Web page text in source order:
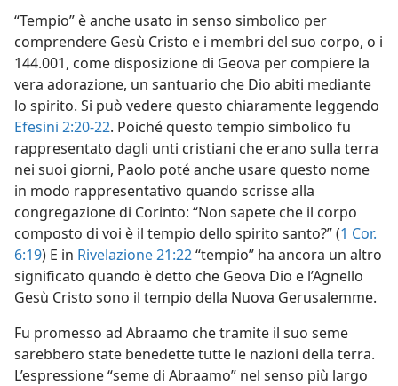
“Tempio” è anche usato in senso simbolico per
comprendere Gesù Cristo e i membri del suo corpo, o i
144.001, come disposizione di Geova per compiere la
vera adorazione, un santuario che Dio abiti mediante
lo spirito. Si può vedere questo chiaramente leggendo
Efesini 2:20-22. Poiché questo tempio simbolico fu
rappresentato dagli unti cristiani che erano sulla terra
nei suoi giorni, Paolo poté anche usare questo nome
in modo rappresentativo quando scrisse alla
congregazione di Corinto: “Non sapete che il corpo
composto di voi è il tempio dello spirito santo?” (1 Cor.
6:19) E in Rivelazione 21:22“tempio” ha ancora un altro
significato quando è detto che Geova Dio e l’Agnello
Gesù Cristo sono il tempio della Nuova Gerusalemme.
Fu promesso ad Abraamo che tramite il suo seme
sarebbero state benedette tutte le nazioni della terra.
L’espressione “seme di Abraamo” nel senso più largo